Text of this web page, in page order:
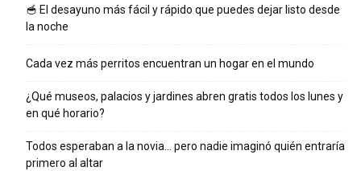
🥣 El desayuno más fácil y rápido que puedes dejar listo desde
la noche
Cada vez más perritos encuentran un hogar en el mundo
¿Qué museos, palacios y jardines abren gratis todos los lunes y
en qué horario?
Todos esperaban a la novia… pero nadie imaginó quién entraría
primero al altar